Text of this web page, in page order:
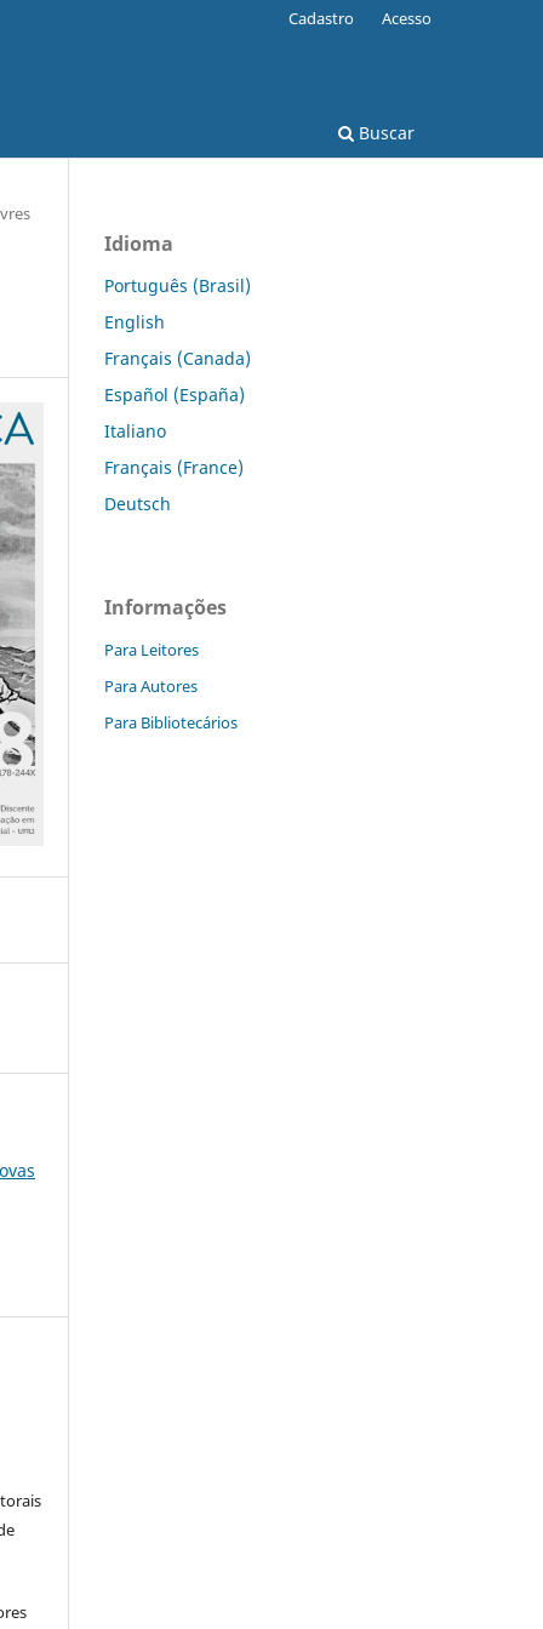
Buscar
Cadastro Acesso
Idioma
Português (Brasil)
English
Français (Canada)
Español (España)
Italiano
Français (France)
Deutsch
Informações
Para Leitores
Para Autores
Para Bibliotecários